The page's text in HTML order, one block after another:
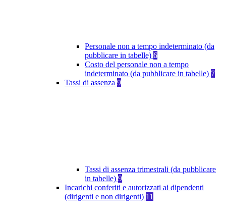
Personale non a tempo indeterminato (da
pubblicare in tabelle) 6
Costo del personale non a tempo
indeterminato (da pubblicare in tabelle) 7
Tassi di assenza 9
Tassi di assenza trimestrali (da pubblicare
in tabelle) 9
Incarichi conferiti e autorizzati ai dipendenti
(dirigenti e non dirigenti) 11